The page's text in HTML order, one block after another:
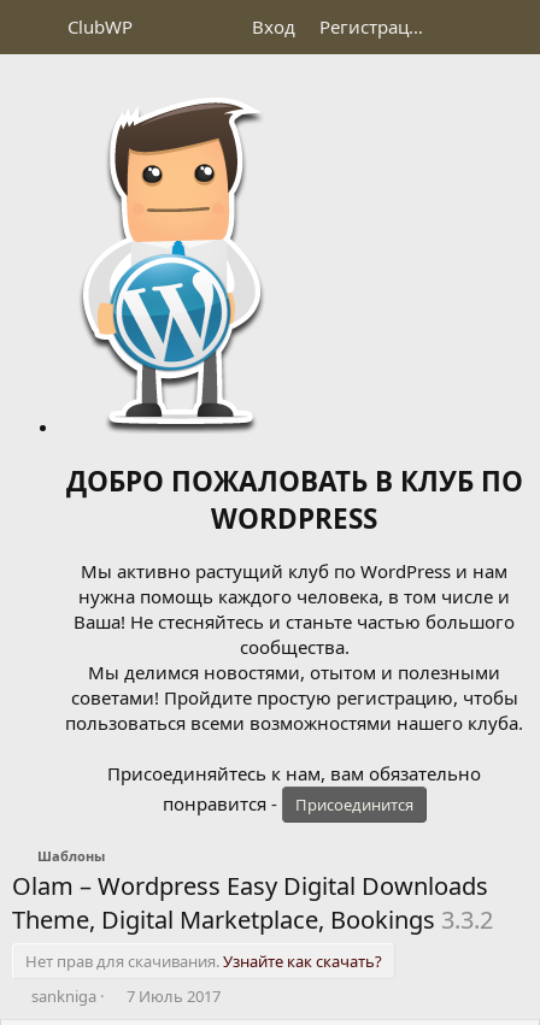
ClubWP Вход Регистрация
ДОБРО ПОЖАЛОВАТЬ В КЛУБ ПО
WORDPRESS
Мы активно растущий клуб по WordPress и нам
нужна помощь каждого человека, в том числе и
Ваша! Не стесняйтесь и станьте частью большого
сообщества.
Мы делимся новостями, отытом и полезными
советами! Пройдите простую регистрацию, чтобы
пользоваться всеми возможностями нашего клуба.
Присоединяйтесь к нам, вам обязательно
понравится -
Присоединится
Шаблоны
Olam – Wordpress Easy Digital Downloads
Theme, Digital Marketplace, Bookings 3.3.2
Нет прав для скачивания.Узнайте как скачать?
А
sankniga
Д
7 Июль 2017